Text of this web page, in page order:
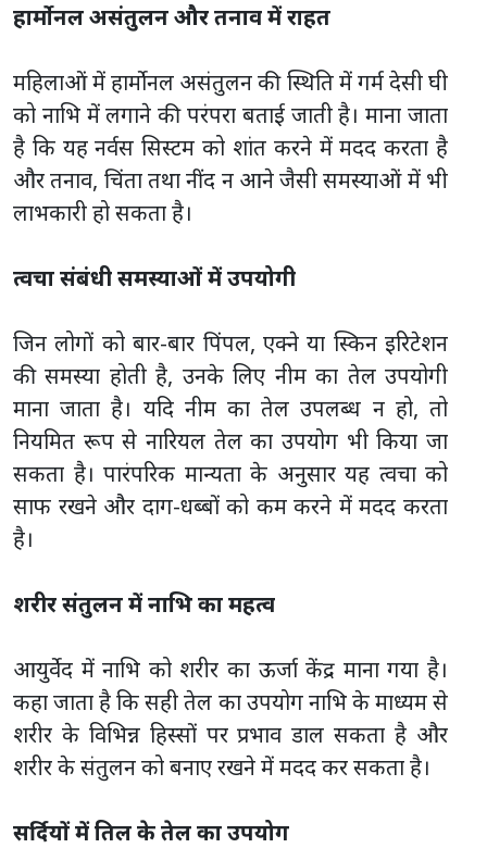
हार्मोनल असंतुलन और तनाव में राहत
महिलाओं में हार्मोनल असंतुलन की स्थिति में गर्म देसी घी
को नाभि में लगाने की परंपरा बताई जाती है। माना जाता
है कि यह नर्वस सिस्टम को शांत करने में मदद करता है
और तनाव, चिंता तथा नींद न आने जैसी समस्याओं में भी
लाभकारी हो सकता है।
त्वचा संबंधी समस्याओं में उपयोगी
जिन लोगों को बार-बार पिंपल, एक्ने या स्किन इरिटेशन
की समस्या होती है, उनके लिए नीम का तेल उपयोगी
माना जाता है। यदि नीम का तेल उपलब्ध न हो, तो
नियमित रूप से नारियल तेल का उपयोग भी किया जा
सकता है। पारंपरिक मान्यता के अनुसार यह त्वचा को
साफ रखने और दाग-धब्बों को कम करने में मदद करता
है।
शरीर संतुलन में नाभि का महत्व
आयुर्वेद में नाभि को शरीर का ऊर्जा केंद्र माना गया है।
कहा जाता है कि सही तेल का उपयोग नाभि के माध्यम से
शरीर के विभिन्न हिस्सों पर प्रभाव डाल सकता है और
शरीर के संतुलन को बनाए रखने में मदद कर सकता है।
सर्दियों में तिल के तेल का उपयोग